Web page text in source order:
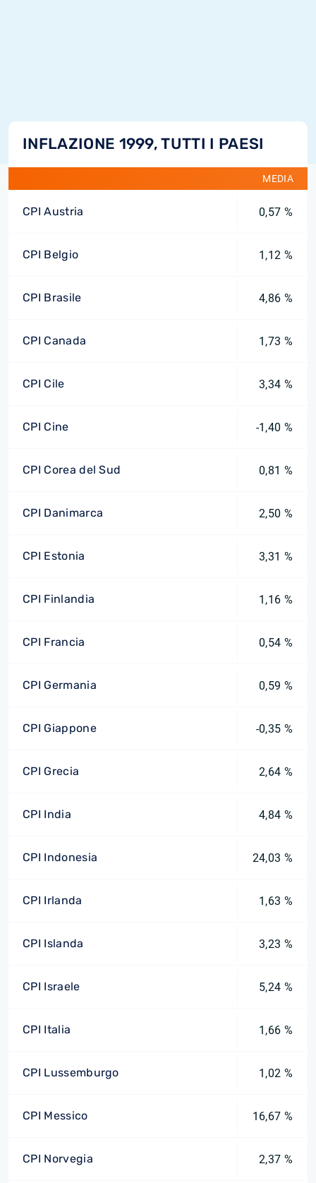
INFLAZIONE 1999, TUTTI I PAESI
MEDIA
CPI Austria 0,57 %
CPI Belgio 1,12 %
CPI Brasile 4,86 %
CPI Canada 1,73 %
CPI Cile 3,34 %
CPI Cine -1,40 %
CPI Corea del Sud 0,81 %
CPI Danimarca 2,50 %
CPI Estonia 3,31 %
CPI Finlandia 1,16 %
CPI Francia 0,54 %
CPI Germania 0,59 %
CPI Giappone -0,35 %
CPI Grecia 2,64 %
CPI India 4,84 %
CPI Indonesia 24,03 %
CPI Irlanda 1,63 %
CPI Islanda 3,23 %
CPI Israele 5,24 %
CPI Italia 1,66 %
CPI Lussemburgo 1,02 %
CPI Messico 16,67 %
CPI Norvegia 2,37 %